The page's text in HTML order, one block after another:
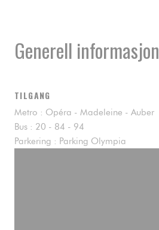
Generell informasjon
TILGANG
Metro : Opéra - Madeleine - Auber
Bus : 20 - 84 - 94
Parkering : Parking Olympia